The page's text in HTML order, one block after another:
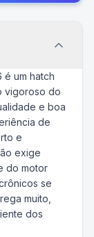
é um hatch
vigoroso do
e boa
de
e
exige
do motor
se
muito,
dos